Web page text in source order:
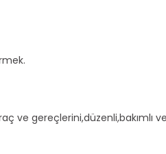
ve gereçlerini,düzenli,bakımlı